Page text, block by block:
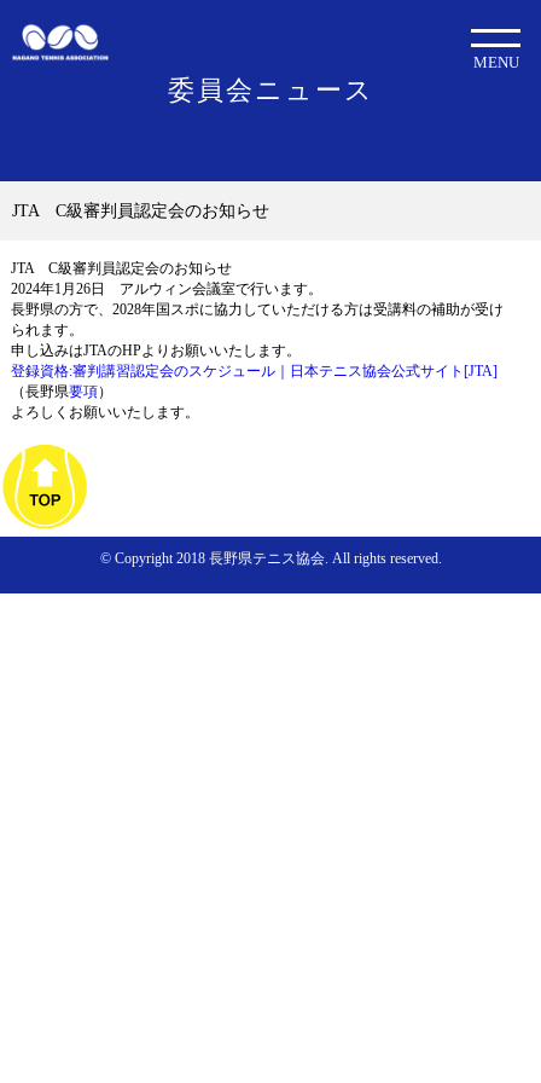
委員会ニュース
MENU
JTA C級審判員認定会のお知らせ
JTA C級審判員認定会のお知らせ
2024年1月26日 アルウィン会議室で行います。
長野県の方で、2028年国スポに協力していただける方は受講料の補助が受け
られます。
申し込みはJTAのHPよりお願いいたします。
登録資格:審判講習認定会のスケジュール｜日本テニス協会公式サイト[JTA]
（長野県要項）
よろしくお願いいたします。
© Copyright 2018 長野県テニス協会. All rights reserved.